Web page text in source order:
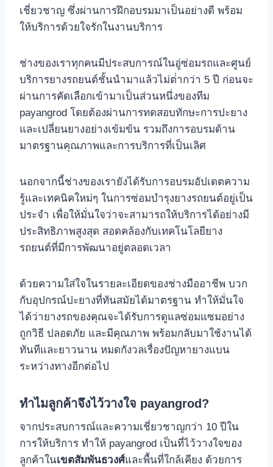
เชี่ยวชาญ ซึ่งผ่านการฝึกอบรมมาเป็นอย่างดี พร้อม
ให้บริการด้วยใจรักในงานบริการ
ช่างของเราทุกคนมีประสบการณ์ในอู่ซ่อมรถและศูนย์
บริการยางรถยนต์ชั้นนํามาแล้วไม่ต่ํากว่า 5 ปี ก่อนจะ
ผ่านการคัดเลือกเข้ามาเป็นส่วนหนึ่งของทีม
payangrod โดยต้องผ่านการทดสอบทักษะการปะยาง
และเปลี่ยนยางอย่างเข้มข้น รวมถึงการอบรมด้าน
มาตรฐานคุณภาพและการบริการที่เป็นเลิศ
นอกจากนี้ช่างของเรายังได้รับการอบรมอัปเดตความ
รู้และเทคนิคใหม่ๆ ในการซ่อมบํารุงยางรถยนต์อยู่เป็น
ประจํา เพื่อให้มั่นใจว่าจะสามารถให้บริการได้อย่างมี
ประสิทธิภาพสูงสุด สอดคล้องกับเทคโนโลยียาง
รถยนต์ที่มีการพัฒนาอยู่ตลอดเวลา
ด้วยความใส่ใจในรายละเอียดของช่างมืออาชีพ บวก
กับอุปกรณ์ปะยางที่ทันสมัยได้มาตรฐาน ทําให้มั่นใจ
ได้ว่ายางรถของคุณจะได้รับการดูแลซ่อมแซมอย่าง
ถูกวิธี ปลอดภัย และมีคุณภาพ พร้อมกลับมาใช้งานได้
ทันทีและยาวนาน หมดกังวลเรื่องปัญหายางแบน
ระหว่างทางอีกต่อไป
ทําไมลูกค้าจึงไว้วางใจ payangrod?
จากประสบการณ์และความเชี่ยวชาญกว่า 10 ปีใน
การให้บริการ ทําให้ payangrod เป็นที่ไว้วางใจของ
ลูกค้าในเขตสัมพันธวงศ์และพื้นที่ใกล้เคียง ด้วยการ